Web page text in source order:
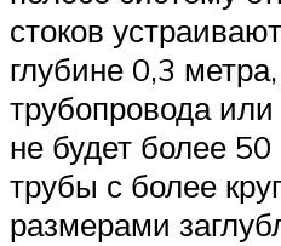
стоков
глубине 0,3
трубопровода
не будет более
трубы с более
размерами